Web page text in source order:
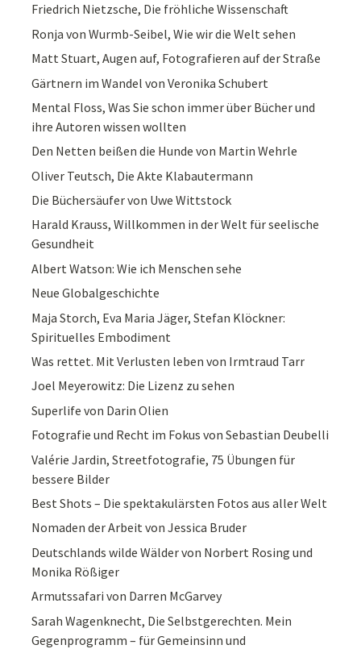
Friedrich Nietzsche, Die fröhliche Wissenschaft
Ronja von Wurmb-Seibel, Wie wir die Welt sehen
Matt Stuart, Augen auf, Fotografieren auf der Straße
Gärtnern im Wandel von Veronika Schubert
Mental Floss, Was Sie schon immer über Bücher und
ihre Autoren wissen wollten
Den Netten beißen die Hunde von Martin Wehrle
Oliver Teutsch, Die Akte Klabautermann
Die Büchersäufer von Uwe Wittstock
Harald Krauss, Willkommen in der Welt für seelische
Gesundheit
Albert Watson: Wie ich Menschen sehe
Neue Globalgeschichte
Maja Storch, Eva Maria Jäger, Stefan Klöckner:
Spirituelles Embodiment
Was rettet. Mit Verlusten leben von Irmtraud Tarr
Joel Meyerowitz: Die Lizenz zu sehen
Superlife von Darin Olien
Fotografie und Recht im Fokus von Sebastian Deubelli
Valérie Jardin, Streetfotografie, 75 Übungen für
bessere Bilder
Best Shots – Die spektakulärsten Fotos aus aller Welt
Nomaden der Arbeit von Jessica Bruder
Deutschlands wilde Wälder von Norbert Rosing und
Monika Rößiger
Armutssafari von Darren McGarvey
Sarah Wagenknecht, Die Selbstgerechten. Mein
Gegenprogramm – für Gemeinsinn und